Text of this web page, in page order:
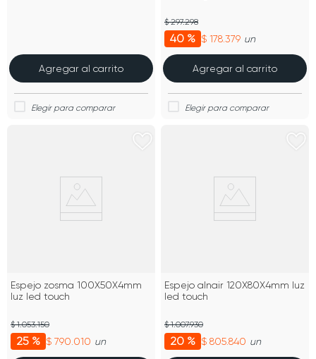
Agregar al carrito
40 % $ 178.379
$ 297.298
un
Agregar al carrito
Espejo zosma 100X50X4mm
luz led touch
25 % $ 790.010
$ 1.053.150
un
Espejo alnair 120X80X4mm luz
led touch
20 % $ 805.840
$ 1.007.930
un